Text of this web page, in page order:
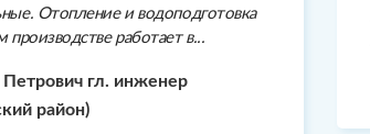
Отопление и водоподготовка
производстве работает в...
гл. инженер
район)